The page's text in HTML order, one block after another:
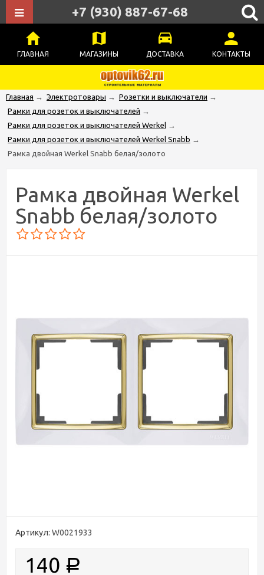
ГЛАВНАЯ МАГАЗИНЫ ДОСТАВКА КОНТАКТЫ
+7 (930) 887-67-68
Главная → Электротовары → Розетки и выключатели →
Рамки для розеток и выключателей →
Рамки для розеток и выключателей Werkel →
Рамки для розеток и выключателей Werkel Snabb →
Рамка двойная Werkel Snabb белая/золото
Рамка двойная Werkel
Snabb белая/золото
Артикул: W0021933
140 Р